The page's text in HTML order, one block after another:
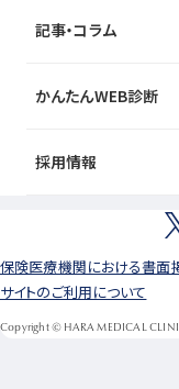
記事・コラム
かんたんWEB診断
採用情報
保険医療機関における書面
サイトのご利用について
Copyright © HARA MEDICAL